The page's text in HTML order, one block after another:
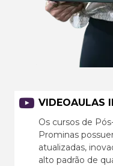
VIDEOAULAS
Os cursos de
Prominas
atualizadas,
alto padrão de